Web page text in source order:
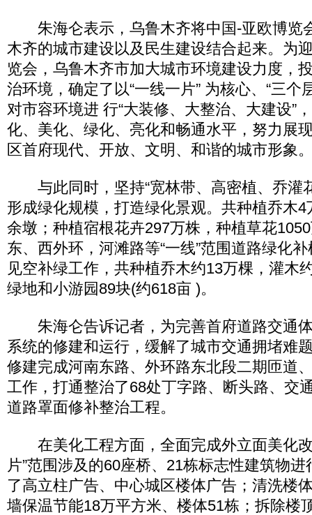
朱海仑表示，乌鲁木齐将中国-亚欧博览
木齐的城市建设以及民生建设结合起来。为
览会，乌鲁木齐市加大城市环境建设力度，
治环境，确定了以“一线一片” 为核心、“三个
对市容环境进 行“大装修、大整治、大建设”
化、美化、绿化、亮化和畅通水平，努力展
区首府现代、开放、文明、和谐的城市形象
与此同时，坚持“宽林带、高密植、乔灌
形成绿化规模，打造绿化景观。共种植乔木
余墩；种植宿根花卉297万株，种植草花
东、西外环，河滩路等“一线”范围道路绿化
见空补绿工作，共种植乔木约13万棵，灌木
绿地和小游园89块(约618亩 )。
朱海仑告诉记者，为完善首府道路交通
系统的修建和运行，缓解了城市交通拥堵难
修建完成河南东路、外环路东北段二期匝道
工作，打通整治了68处丁字路、断头路、交
道路罩面修补整治工程。
在美化工程方面，全面完成外立面美化改
片”范围涉及的60座桥、21栋标志性建筑物
了高立柱广告、中心城区楼体广告；清洗楼
墙保温节能18万平方米、楼体51栋；拆除楼